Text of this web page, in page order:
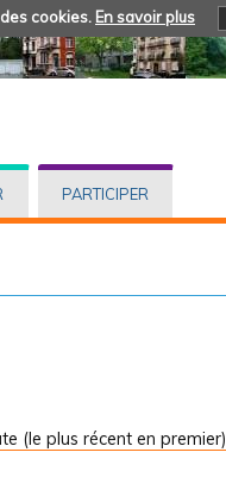
cookies. En savoir plus
PARTICIPER
(le plus récent en premier)